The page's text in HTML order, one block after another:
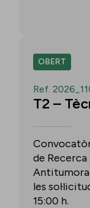
OBERT
Ref.
T2 –
de Recerca
les
15:00 h.